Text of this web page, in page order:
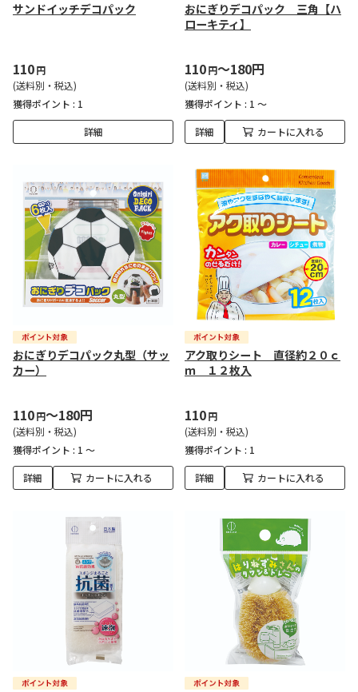
サンドイッチデコパック
110円
(送料別・税込)
獲得ポイント : 1
詳細
おにぎりデコパック 三角【ハ
ローキティ】
110円～180円
(送料別・税込)
獲得ポイント : 1 ～
詳細 カートに入れる
おにぎりデコパック丸型（サッ
カー）
110円～180円
(送料別・税込)
獲得ポイント : 1 ～
詳細 カートに入れる
アク取りシート 直径約２０ｃ
ｍ １２枚入
110円
(送料別・税込)
獲得ポイント : 1
詳細 カートに入れる